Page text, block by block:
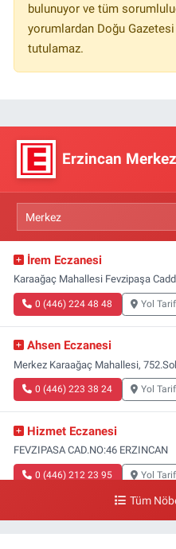
bulunuyor ve tüm
yorumlardan Doğu
tutulamaz.
Erzincan
İrem Eczanesi
Karaağaç Mahallesi Fevzipaşa
0 (446) 224 48 48 Yol
Ahsen Eczanesi
Merkez Karaağaç Mahallesi,
0 (446) 223 38 24 Yol
Hizmet Eczanesi
FEVZIPASA CAD.NO:46 ERZINCAN
0 (446) 212 23 95 Yol
Tüm